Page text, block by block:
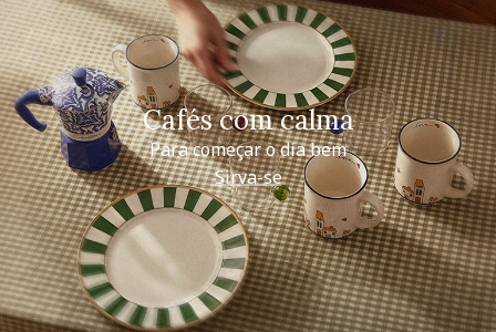
Cafés com calma
Para começar o dia bem
Sirva-se